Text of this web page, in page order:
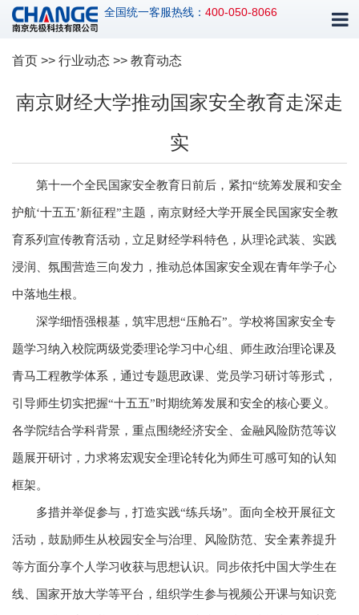
全国统一客服热线： 400-050-8066
首页 >> 行业动态 >> 教育动态
南京财经大学推动国家安全教育走深走
实
第十一个全民国家安全教育日前后，紧扣“统筹发展和安全
护航‘十五五’新征程”主题，南京财经大学开展全民国家安全教
育系列宣传教育活动，立足财经学科特色，从理论武装、实践
浸润、氛围营造三向发力，推动总体国家安全观在青年学子心
中落地生根。
深学细悟强根基，筑牢思想“压舱石”。学校将国家安全专
题学习纳入校院两级党委理论学习中心组、师生政治理论课及
青马工程教学体系，通过专题思政课、党员学习研讨等形式，
引导师生切实把握“十五五”时期统筹发展和安全的核心要义。
各学院结合学科背景，重点围绕经济安全、金融风险防范等议
题展开研讨，力求将宏观安全理论转化为师生可感可知的认知
框架。
多措并举促参与，打造实践“练兵场”。面向全校开展征文
活动，鼓励师生从校园安全与治理、风险防范、安全素养提升
等方面分享个人学习收获与思想认识。同步依托中国大学生在
线、国家开放大学等平台，组织学生参与视频公开课与知识竞